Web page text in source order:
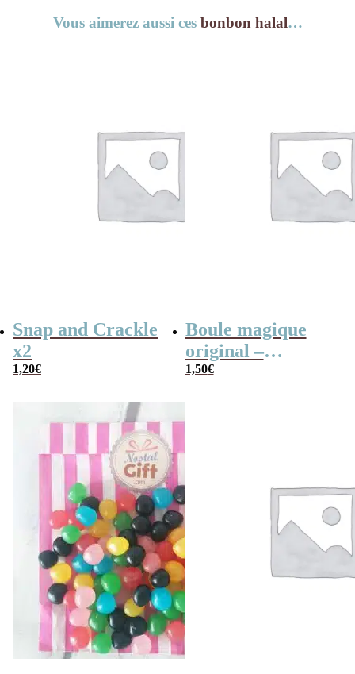
Vous aimerez aussi ces bonbon halal…
Snap and Crackle
x2
1,20€
Boule magique
original –
Jawbreaker 2×3
1,50€